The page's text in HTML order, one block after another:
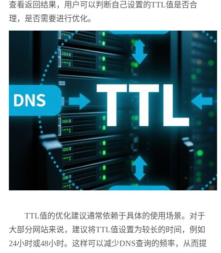
查看返回结果，用户可以判断自己设置的TTL值是否合
理，是否需要进行优化。
TTL值的优化建议通常依赖于具体的使用场景。对于
大部分网站来说，建议将TTL值设置为较长的时间，例如
24小时或48小时。这样可以减少DNS查询的频率，从而提